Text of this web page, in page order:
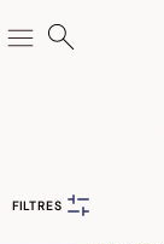
FILTRES